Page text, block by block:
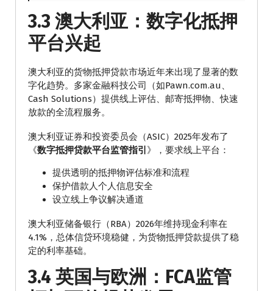
3.3 澳大利亚：数字化抵押
平台兴起
澳大利亚的货物抵押贷款市场近年来出现了显著的数
字化趋势。多家金融科技公司（如Pawn.com.au、
Cash Solutions）提供线上评估、邮寄抵押物、快速
放款的全流程服务。
澳大利亚证券和投资委员会（ASIC）2025年发布了
《数字抵押贷款平台监管指引 》，要求线上平台：
提供透明的抵押物评估标准和流程
保护借款人个人信息安全
设立线上争议解决通道
澳大利亚储备银行（RBA）2026年维持现金利率在
4.1%，总体信贷环境稳健，为货物抵押贷款提供了稳
定的利率基础。
3.4 英国与欧洲：FCA监管